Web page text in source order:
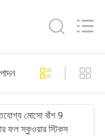
মোসো বাঁশ 9
ফল স্কুওয়ার স্টিকস